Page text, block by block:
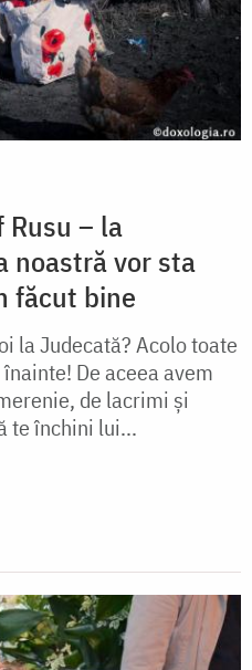
– la
noastră vor sta
făcut bine
la Judecată? Acolo toate
De aceea avem
de lacrimi şi
te închini lui...